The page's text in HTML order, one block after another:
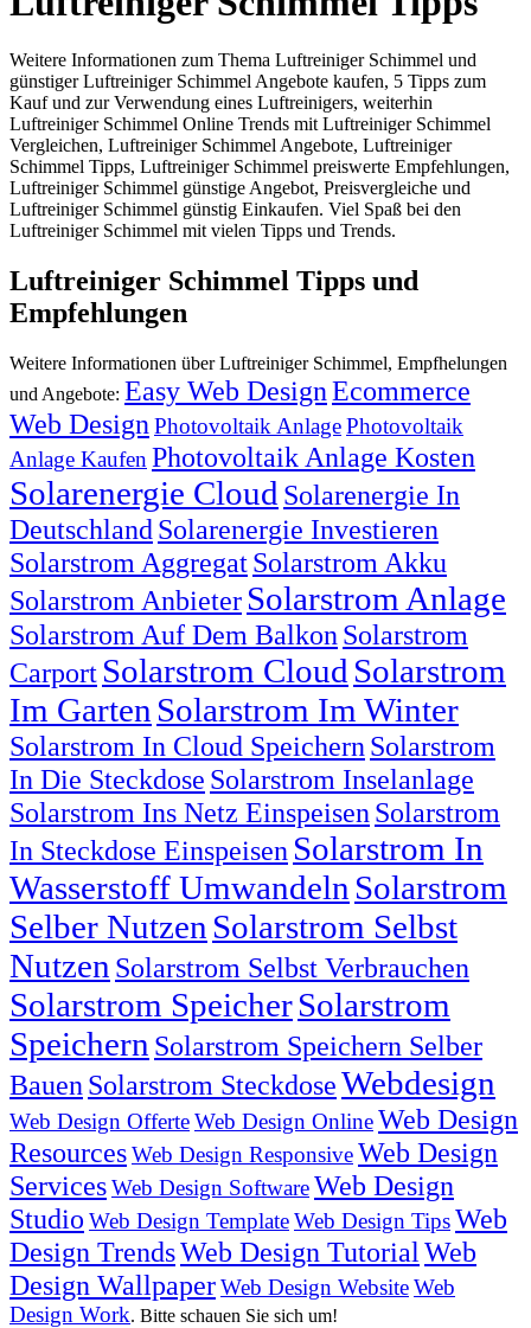
Weitere Informationen zum Thema Luftreiniger Schimmel und
günstiger Luftreiniger Schimmel Angebote kaufen, 5 Tipps zum
Kauf und zur Verwendung eines Luftreinigers, weiterhin
Luftreiniger Schimmel Online Trends mit Luftreiniger Schimmel
Vergleichen, Luftreiniger Schimmel Angebote, Luftreiniger
Schimmel Tipps, Luftreiniger Schimmel preiswerte Empfehlungen,
Luftreiniger Schimmel günstige Angebot, Preisvergleiche und
Luftreiniger Schimmel günstig Einkaufen. Viel Spaß bei den
Luftreiniger Schimmel mit vielen Tipps und Trends.
Luftreiniger Schimmel Tipps und
Empfehlungen
Weitere Informationen über Luftreiniger Schimmel, Empfhelungen
und Angebote: Easy Web DesignEcommerce
Web Design Photovoltaik AnlagePhotovoltaik
Anlage Kaufen Photovoltaik Anlage Kosten
Solarenergie Cloud Solarenergie In
Deutschland Solarenergie Investieren
Solarstrom AggregatSolarstrom Akku
Solarstrom Anbieter Solarstrom Anlage
Solarstrom Auf Dem Balkon Solarstrom
Carport Solarstrom Cloud Solarstrom
Im Garten Solarstrom Im Winter
Solarstrom In Cloud Speichern Solarstrom
In Die Steckdose Solarstrom Inselanlage
Solarstrom Ins Netz Einspeisen Solarstrom
In Steckdose Einspeisen Solarstrom In
Wasserstoff Umwandeln Solarstrom
Selber Nutzen Solarstrom Selbst
Nutzen Solarstrom Selbst Verbrauchen
Solarstrom SpeicherSolarstrom
Speichern Solarstrom Speichern Selber
Bauen Solarstrom SteckdoseWebdesign
Web Design OfferteWeb Design OnlineWeb Design
ResourcesWeb Design ResponsiveWeb Design
ServicesWeb Design SoftwareWeb Design
Studio Web Design TemplateWeb Design TipsWeb
Design TrendsWeb Design Tutorial Web
Design WallpaperWeb Design WebsiteWeb
Design Work. Bitte schauen Sie sich um!